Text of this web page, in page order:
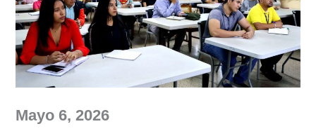
Mayo 6, 2026